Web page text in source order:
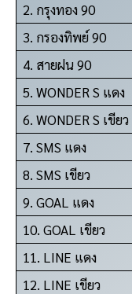
2. กรุงทอง 90
3. กรองทิพย์ 90
4. สายฝน 90
5. WONDER S แดง
6. WONDER S เขียว
7. SMS แดง
8. SMS เขียว
9. GOAL แดง
10. GOAL เขียว
11. LINE แดง
12. LINE เขียว